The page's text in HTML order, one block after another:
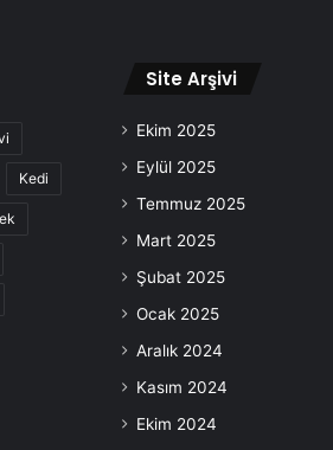
Kedi
Site Arşivi
Ekim 2025
Eylül 2025
Temmuz 2025
Mart 2025
Şubat 2025
Ocak 2025
Aralık 2024
Kasım 2024
Ekim 2024